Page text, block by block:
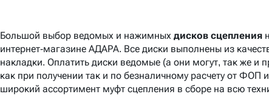
Большой выбор ведомых и нажимных дисков сцепления
интернет-магазине АДАРА. Все диски выполнены из
накладки. Оплатить диски ведомые (а они могут, так же
как при получении так и по безналичному расчету от
широкий ассортимент муфт сцепления в сборе на всю